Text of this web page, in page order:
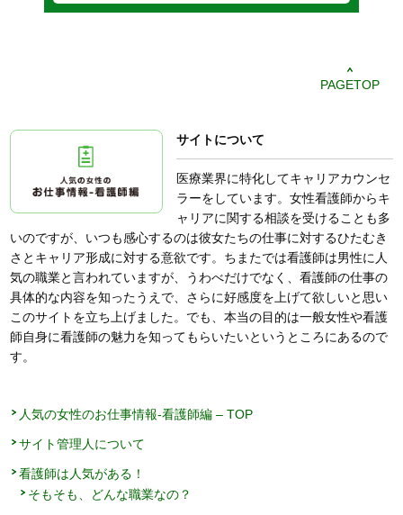
PAGETOP
サイトについて
医療業界に特化してキャリアカウンセ
ラーをしています。女性看護師からキ
ャリアに関する相談を受けることも多
いのですが、いつも感心するのは彼女たちの仕事に対するひたむき
さとキャリア形成に対する意欲です。ちまたでは看護師は男性に人
気の職業と言われていますが、うわべだけでなく、看護師の仕事の
具体的な内容を知ったうえで、さらに好感度を上げて欲しいと思い
このサイトを立ち上げました。でも、本当の目的は一般女性や看護
師自身に看護師の魅力を知ってもらいたいというところにあるので
す。
人気の女性のお仕事情報-看護師編 – TOP
サイト管理人について
看護師は人気がある！
そもそも、どんな職業なの？